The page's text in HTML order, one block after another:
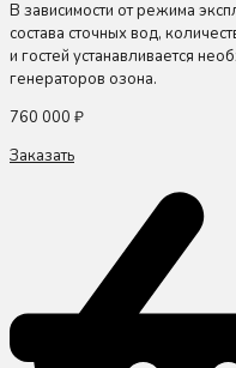
В зависимости от режима
состава сточных вод,
и гостей устанавливается
генераторов озона.
760 000 ₽
Заказать